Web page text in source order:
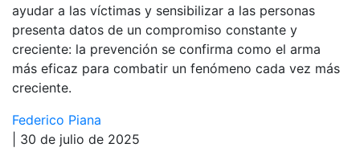
ayudar a las víctimas y sensibilizar a las personas
presenta datos de un compromiso constante y
creciente: la prevención se confirma como el arma
más eficaz para combatir un fenómeno cada vez más
creciente.
Federico Piana
| 30 de julio de 2025